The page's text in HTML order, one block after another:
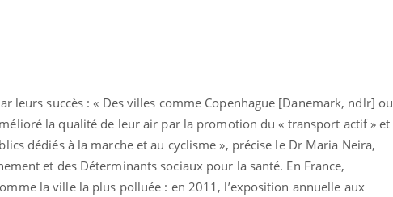
leurs succès : « Des villes comme Copenhague [Danemark, ndlr] ou
la qualité de leur air par la promotion du « transport actif » et
dédiés à la marche et au cyclisme », précise le Dr Maria Neira,
et des Déterminants sociaux pour la santé. En France,
la ville la plus polluée : en 2011, l’exposition annuelle aux